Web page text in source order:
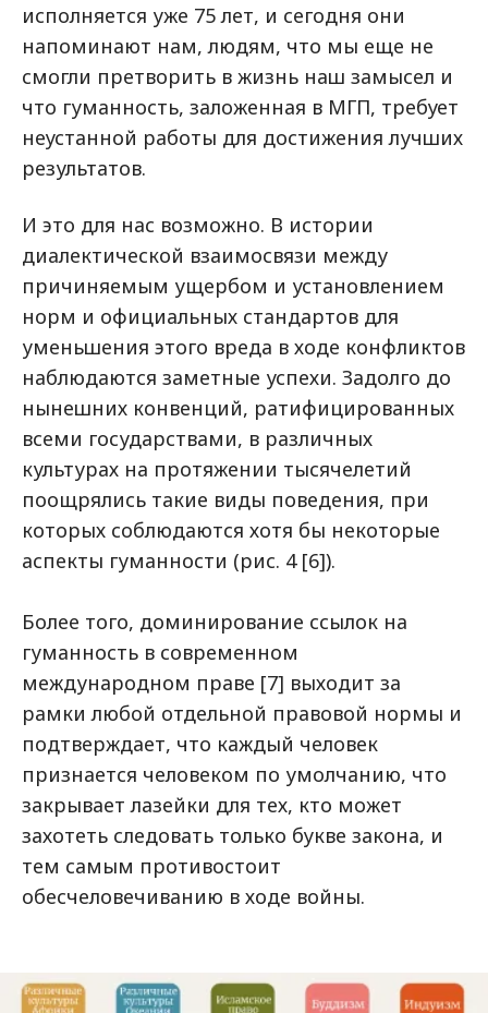
исполняется уже 75 лет, и сегодня они
напоминают нам, людям, что мы еще не
смогли претворить в жизнь наш замысел и
что гуманность, заложенная в МГП, требует
неустанной работы для достижения лучших
результатов.
И это для нас возможно. В истории
диалектической взаимосвязи между
причиняемым ущербом и установлением
норм и официальных стандартов для
уменьшения этого вреда в ходе конфликтов
наблюдаются заметные успехи. Задолго до
нынешних конвенций, ратифицированных
всеми государствами, в различных
культурах на протяжении тысячелетий
поощрялись такие виды поведения, при
которых соблюдаются хотя бы некоторые
аспекты гуманности (рис. 4 [6]).
Более того, доминирование ссылок на
гуманность в современном
международном праве [7] выходит за
рамки любой отдельной правовой нормы и
подтверждает, что каждый человек
признается человеком по умолчанию, что
закрывает лазейки для тех, кто может
захотеть следовать только букве закона, и
тем самым противостоит
обесчеловечиванию в ходе войны.